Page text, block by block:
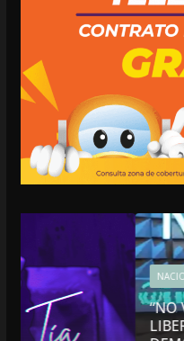
NACIONALES OPINIÓN
“NO VIVIMOS
LIBERTAD DE